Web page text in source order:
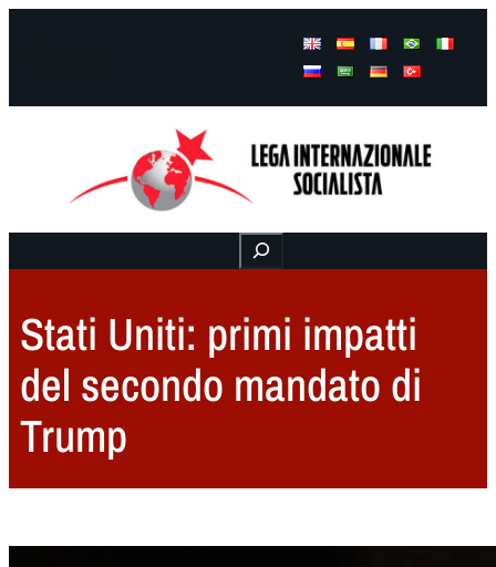
Buscar
Stati Uniti: primi impatti
del secondo mandato di
Trump